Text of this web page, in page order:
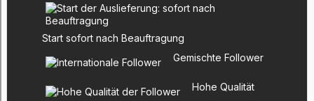
Start sofort nach Beauftragung
Gemischte Follower
Hohe Qualität